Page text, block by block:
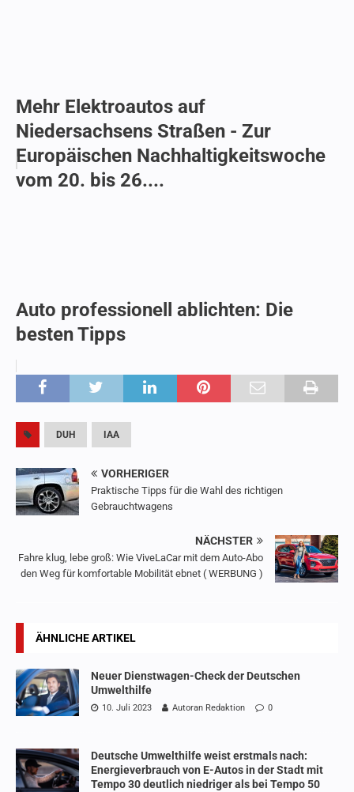
Mehr Elektroautos auf
Niedersachsens Straßen - Zur
Europäischen Nachhaltigkeitswoche
vom 20. bis 26....
Auto professionell ablichten: Die
besten Tipps
DUH IAA
VORHERIGER
Praktische Tipps für die Wahl des richtigen
Gebrauchtwagens
NÄCHSTER
Fahre klug, lebe groß: Wie ViveLaCar mit dem Auto-Abo
den Weg für komfortable Mobilität ebnet ( WERBUNG )
ÄHNLICHE ARTIKEL
Neuer Dienstwagen-Check der Deutschen
Umwelthilfe
10. Juli 2023 Autoran Redaktion 0
Deutsche Umwelthilfe weist erstmals nach:
Energieverbrauch von E-Autos in der Stadt mit
Tempo 30 deutlich niedriger als bei Tempo 50